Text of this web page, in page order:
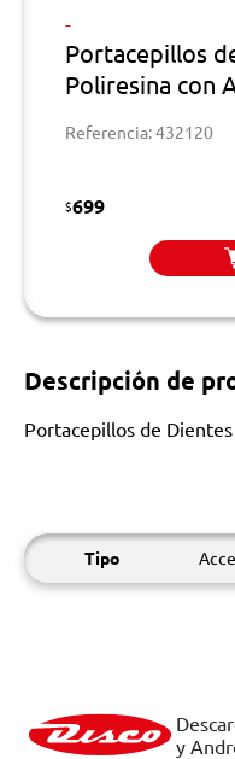
-
Portacepillos
Poliresina con
Referencia: 432120
$699
Descripción de
Portacepillos de
Tipo
y